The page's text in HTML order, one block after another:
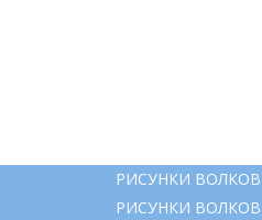
РИСУНКИ
РИСУНКИ